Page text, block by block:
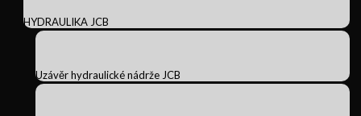
HYDRAULIKA JCB
Uzávěr hydraulické nádrže JCB